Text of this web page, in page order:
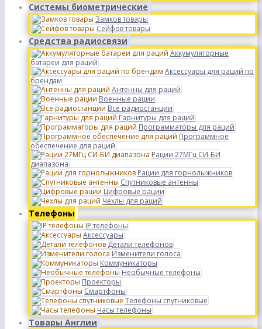
Системы биометрические
Замков товары
Сейфов товары
Средства радиосвязи
Аккумуляторные
батареи для раций
Аксессуары для раций по
брендам
Антенны для раций
Военные рации
Все радиостанции
Гарнитуры для раций
Программаторы для раций
Программное
обеспечение для раций
Рации 27МГц СИ-БИ
диапазона
Рации для горнолыжников
Спутниковые антенны
Цифровые рации
Чехлы для раций
Телефоны
IP телефоны
Аксессуары
Детали телефонов
Изменители голоса
Коммуникаторы
Необычные телефоны
Проекторы
Смартфоны
Телефоны спутниковые
Часы телефоны
Товары Англии